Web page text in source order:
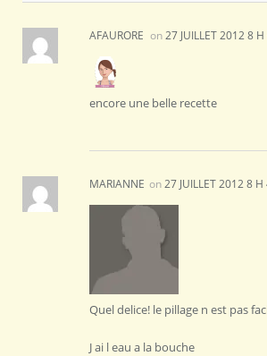
AFAURORE on27 JUILLET 2012 8
encore une belle recette
MARIANNE on27 JUILLET 2012 8
Quel delice! le pillage n est pas
J ai l eau a la bouche